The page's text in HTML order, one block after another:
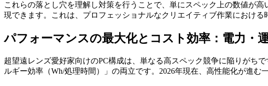
これらの落とし穴を理解し対策を行うことで、単にスペック上の数値が
現できます。これは、プロフェッショナルなクリエイティブ作業における
パフォーマンスの最大化とコスト効率：電力・
超望遠レンズ愛好家向けのPC構成は、単なる高スペック競争に陥りがち
ルギー効率（Wh/処理時間）」の両立です。2026年現在、高性能化が進